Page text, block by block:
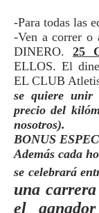
-Para todas las
-Ven a correr o
DINERO. 25
ELLOS. El
EL CLUB
se quiere unir
precio del
nosotros).
BONUS
Además cada
se celebrará
una
el